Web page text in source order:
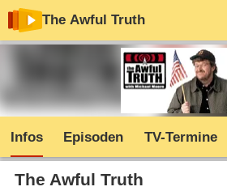
The Awful Truth
Infos Episoden TV-Termine
The Awful Truth